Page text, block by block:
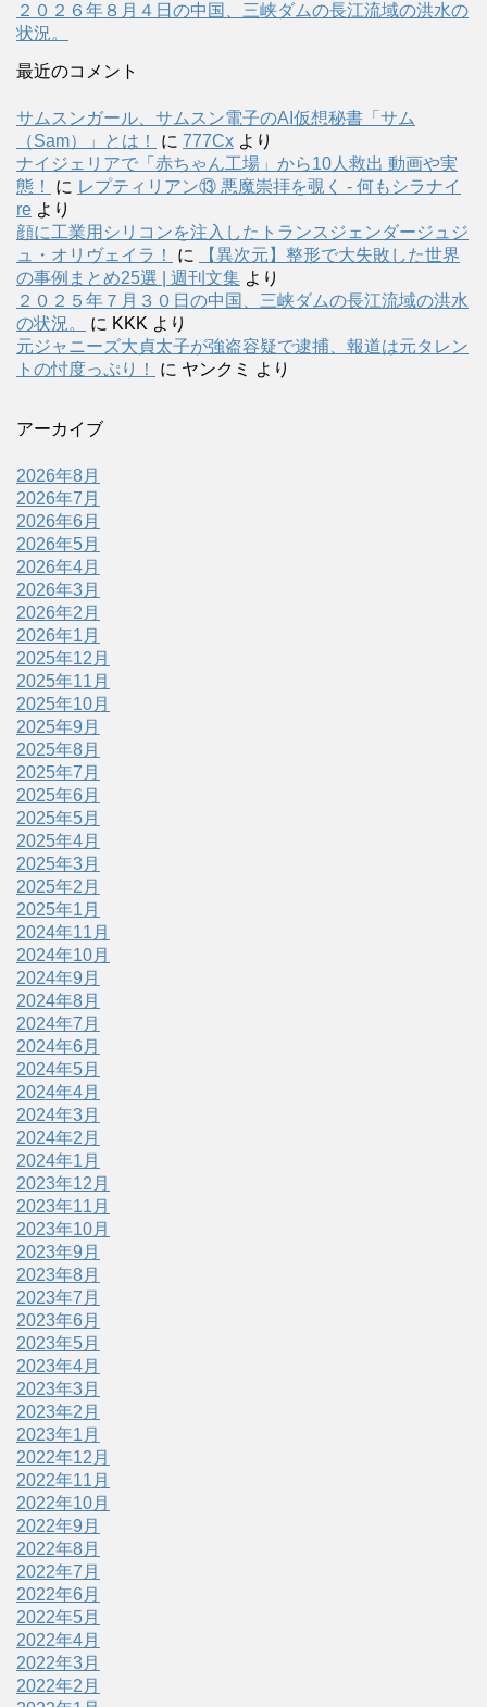
２０２６年８月４日の中国、三峡ダムの長江流域の洪水の
状況。
最近のコメント
サムスンガール、サムスン電子のAI仮想秘書「サム
（Sam）」とは！
に 777Cx より
ナイジェリアで「赤ちゃん工場」から10人救出 動画や実
態！
に レプティリアン⑬ 悪魔崇拝を覗く - 何もシラナイ
re より
顔に工業用シリコンを注入したトランスジェンダージュジ
ュ・オリヴェイラ！
に
【異次元】整形で大失敗した世界
の事例まとめ25選 | 週刊文集 より
２０２５年７月３０日の中国、三峡ダムの長江流域の洪水
の状況。
に KKK より
元ジャニーズ大貞太子が強盗容疑で逮捕、報道は元タレン
トの忖度っぷり！
に ヤンクミ より
アーカイブ
2026年8月
2026年7月
2026年6月
2026年5月
2026年4月
2026年3月
2026年2月
2026年1月
2025年12月
2025年11月
2025年10月
2025年9月
2025年8月
2025年7月
2025年6月
2025年5月
2025年4月
2025年3月
2025年2月
2025年1月
2024年11月
2024年10月
2024年9月
2024年8月
2024年7月
2024年6月
2024年5月
2024年4月
2024年3月
2024年2月
2024年1月
2023年12月
2023年11月
2023年10月
2023年9月
2023年8月
2023年7月
2023年6月
2023年5月
2023年4月
2023年3月
2023年2月
2023年1月
2022年12月
2022年11月
2022年10月
2022年9月
2022年8月
2022年7月
2022年6月
2022年5月
2022年4月
2022年3月
2022年2月